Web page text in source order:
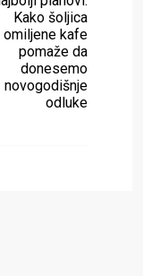
Kako šoljica
omiljene kafe
pomaže da
donesemo
novogodišnje
odluke